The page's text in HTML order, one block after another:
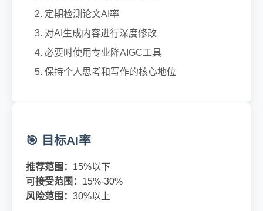
定期检测论文AI率
对AI生成内容进行深度修改
必要时使用专业降AIGC工具
保持个人思考和写作的核心地位
🎯 目标AI率
推荐范围： 15%以下
可接受范围： 15%-30%
风险范围： 30%以上